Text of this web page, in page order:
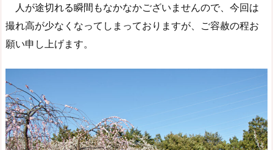
人が途切れる瞬間もなかなかございませんので、今回は
撮れ高が少なくなってしまっておりますが、ご容赦の程お
願い申し上げます。